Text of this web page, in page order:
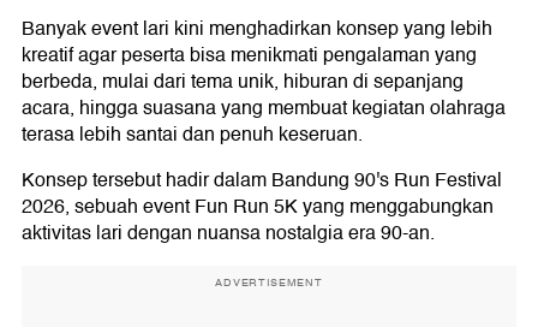
Banyak event lari kini menghadirkan konsep yang lebih
kreatif agar peserta bisa menikmati pengalaman yang
berbeda, mulai dari tema unik, hiburan di sepanjang
acara, hingga suasana yang membuat kegiatan olahraga
terasa lebih santai dan penuh keseruan.
Konsep tersebut hadir dalam Bandung 90's Run Festival
2026, sebuah event Fun Run 5K yang menggabungkan
aktivitas lari dengan nuansa nostalgia era 90-an.
ADVERTISEMENT